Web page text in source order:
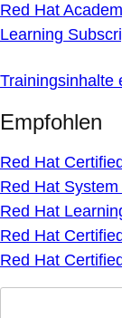
Red Hat
Learning
Trainingsinhalte
Empfohlen
Red Hat
Red Hat
Red Hat
Red Hat
Red Hat